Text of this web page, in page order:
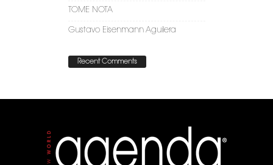
TOME NOTA
Gustavo Eisenmann Aguilera
Recent Comments